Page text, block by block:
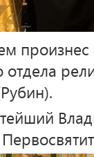
произнес